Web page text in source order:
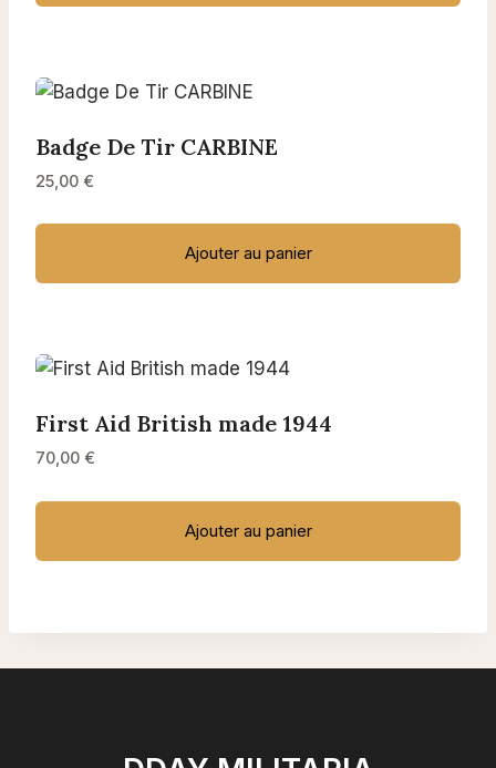
Badge De Tir CARBINE
25,00 €
Ajouter au panier
First Aid British made 1944
70,00 €
Ajouter au panier